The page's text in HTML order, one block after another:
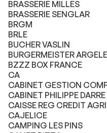
BRASSERIE MILLES
BRASSERIE SENGLAR
BRGM
BRLE
BUCHER VASLIN
BURGERMEISTER
BZZZ BOX FRANCE
CA
CABINET GESTION
CABINET PHILIPPE
CAISSE REG CREDIT
CAJELICE
CAMPING LES PINS